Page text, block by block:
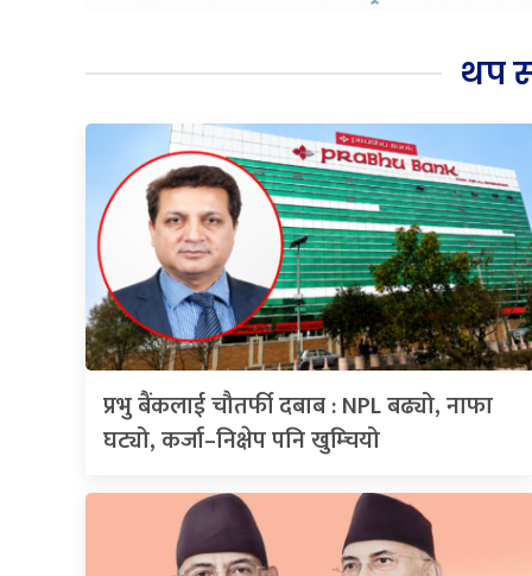
थप
प्रभु बैंकलाई चौतर्फी दबाब : NPL बढ्यो, नाफा
घट्यो, कर्जा–निक्षेप पनि खुम्चियो